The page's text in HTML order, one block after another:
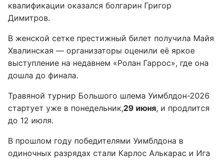
квалификации оказался болгарин Григор
Димитров.
В женской сетке престижный билет получила Майя
Хвалинская — организаторы оценили её яркое
выступление на недавнем «Ролан Гаррос», где она
дошла до финала.
Травяной турнир Большого шлема Уимблдон-2026
стартует уже в понедельник,29 июня, и продлится
до 12 июля.
В прошлом году победителями Уимблдона в
одиночных разрядах стали Карлос Алькарас и Ига